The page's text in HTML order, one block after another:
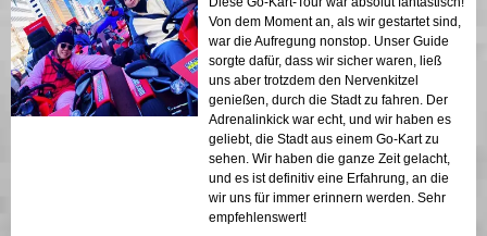
Von dem Moment an, als wir gestartet sind,
war die Aufregung nonstop. Unser Guide
sorgte dafür, dass wir sicher waren, ließ
uns aber trotzdem den Nervenkitzel
genießen, durch die Stadt zu fahren. Der
Adrenalinkick war echt, und wir haben es
geliebt, die Stadt aus einem Go-Kart zu
sehen. Wir haben die ganze Zeit gelacht,
und es ist definitiv eine Erfahrung, an die
wir uns für immer erinnern werden. Sehr
empfehlenswert!